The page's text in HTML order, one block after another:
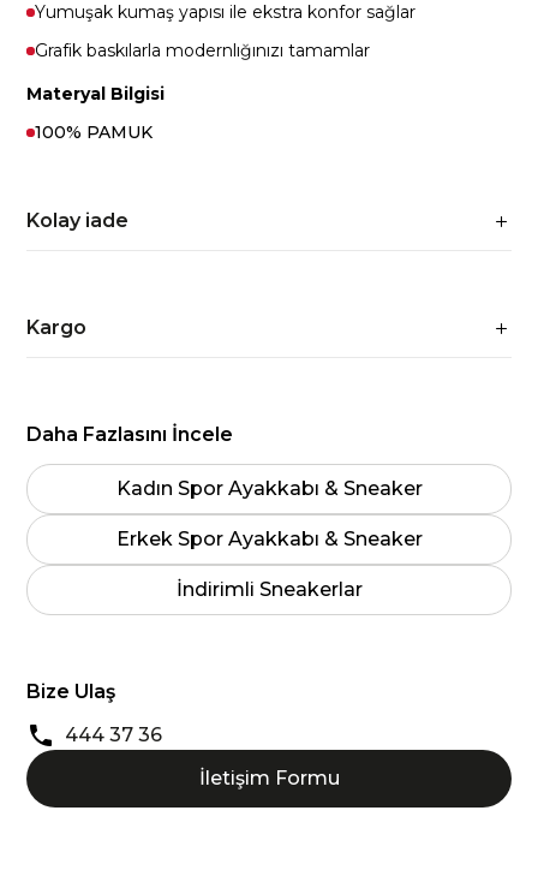
Yumuşak kumaş yapısı ile ekstra konfor sağlar
Grafik baskılarla modernlığınızı tamamlar
Materyal Bilgisi
100% PAMUK
Kolay iade
Kargo
Daha Fazlasını İncele
Kadın Spor Ayakkabı & Sneaker
Erkek Spor Ayakkabı & Sneaker
İndirimli Sneakerlar
Bize Ulaş
444 37 36
İletişim Formu